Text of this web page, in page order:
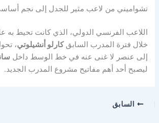
تشواميني من لاعب مثير للجدل إلى نجم
اللاعب الفرنسي الدولي، الذي كانت تحيط به
خلال فترة المدرب السابقكارلو أنشيلوتي،
إلى عنصر لا غنى عنه في خط الوسط داخل
ليصبح أحد أهم مفاتيح مشروع المدرب الجديد.
السابق